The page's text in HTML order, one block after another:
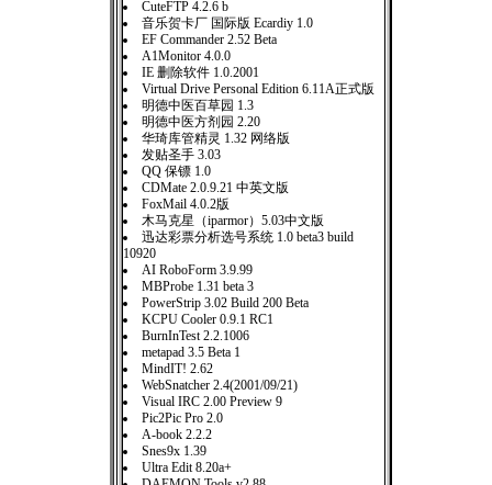
CuteFTP 4.2.6 b
音乐贺卡厂 国际版 Ecardiy 1.0
EF Commander 2.52 Beta
A1Monitor 4.0.0
IE 删除软件 1.0.2001
Virtual Drive Personal Edition 6.11A正式版
明德中医百草园 1.3
明德中医方剂园 2.20
华琦库管精灵 1.32 网络版
发贴圣手 3.03
QQ 保镖 1.0
CDMate 2.0.9.21 中英文版
FoxMail 4.0.2版
木马克星（iparmor）5.03中文版
迅达彩票分析选号系统 1.0 beta3 build
10920
AI RoboForm 3.9.99
MBProbe 1.31 beta 3
PowerStrip 3.02 Build 200 Beta
KCPU Cooler 0.9.1 RC1
BurnInTest 2.2.1006
metapad 3.5 Beta 1
MindIT! 2.62
WebSnatcher 2.4(2001/09/21)
Visual IRC 2.00 Preview 9
Pic2Pic Pro 2.0
A-book 2.2.2
Snes9x 1.39
Ultra Edit 8.20a+